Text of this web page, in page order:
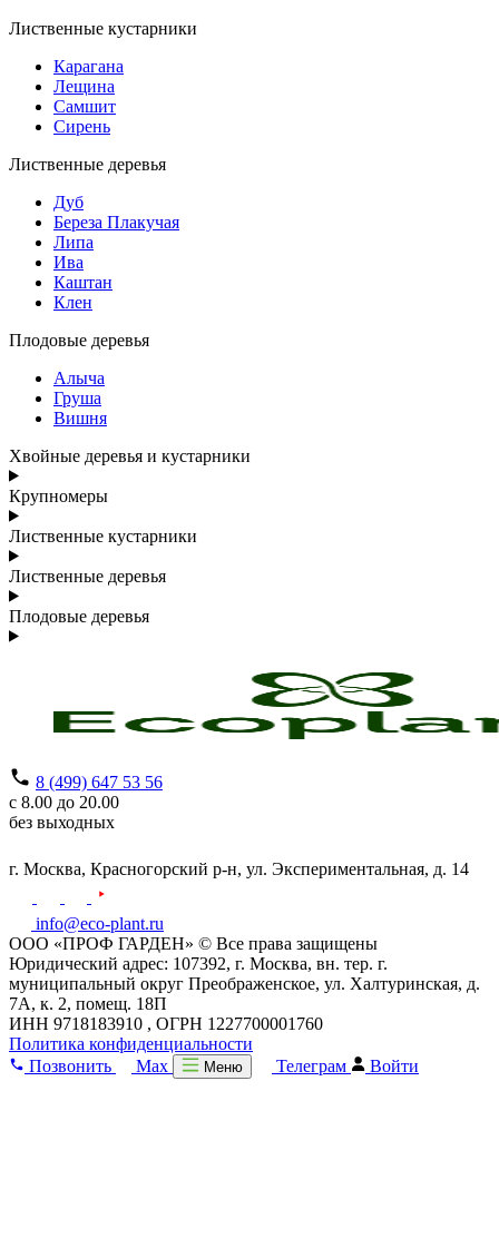
Лиственные кустарники
Карагана
Лещина
Самшит
Сирень
Лиственные деревья
Дуб
Береза Плакучая
Липа
Ива
Каштан
Клен
Плодовые деревья
Алыча
Груша
Вишня
Хвойные деревья и кустарники
Крупномеры
Лиственные кустарники
Лиственные деревья
Плодовые деревья
8 (499) 647 53 56
с 8.00 до 20.00
без выходных
г. Москва, Красногорский р-н, ул. Экспериментальная, д. 14
info@eco-plant.ru
ООО «ПРОФ ГАРДЕН» © Все права защищены
Юридический адрес: 107392, г. Москва, вн. тер. г.
муниципальный округ Преображенское, ул. Халтуринская, д.
7А, к. 2, помещ. 18П
ИНН 9718183910 , ОГРН 1227700001760
Политика конфиденциальности
Позвонить
Max Меню Телеграм Войти